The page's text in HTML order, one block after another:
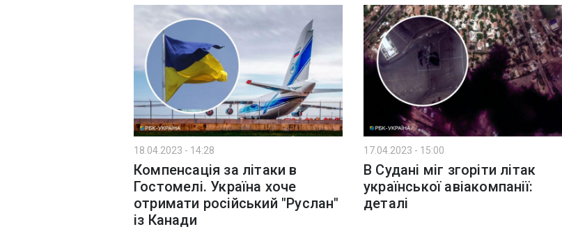
18.04.2023 - 14:28
Компенсація за літаки в
Гостомелі. Україна хоче
отримати російський "Руслан"
із Канади
17.04.2023 - 15:00
В Судані міг згоріти літак
української авіакомпанії:
деталі